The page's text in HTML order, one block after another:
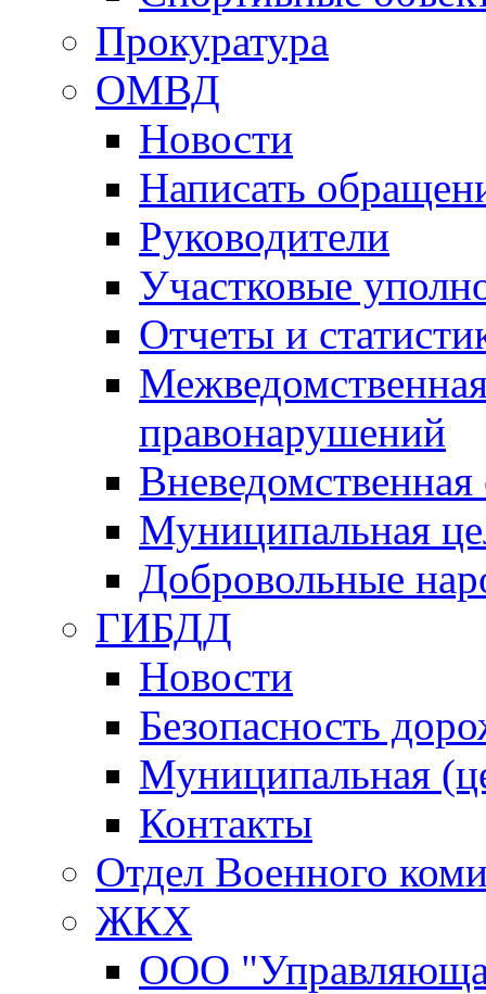
Прокуратура
ОМВД
Новости
Написать
Руководители
Участковые
Отчеты и
правонарушений
Вневедомственная
Муниципальная
Добровольные
ГИБДД
Новости
Безопасность
Муниципальная
Контакты
Отдел Военного
ЖКХ
ООО